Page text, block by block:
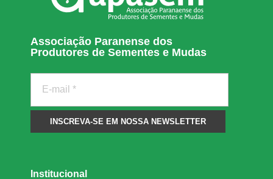
a
e
Associação Paranense dos
Produtores de Sementes e Mudas
Institucional